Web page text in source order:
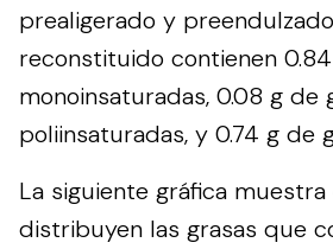
prealigerado y
reconstituido contienen
monoinsaturadas, 0.08 g de
poliinsaturadas, y 0.74 g de
La siguiente gráfica
distribuyen las grasas que